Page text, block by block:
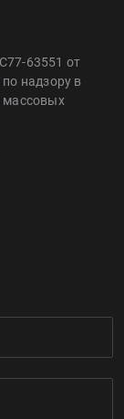
63551 от
надзору в
массовых